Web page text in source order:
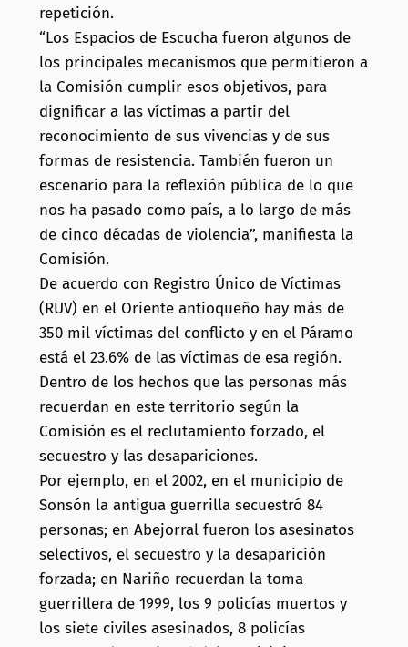
repetición.
“Los Espacios de Escucha fueron algunos de
los principales mecanismos que permitieron a
la Comisión cumplir esos objetivos, para
dignificar a las víctimas a partir del
reconocimiento de sus vivencias y de sus
formas de resistencia. También fueron un
escenario para la reflexión pública de lo que
nos ha pasado como país, a lo largo de más
de cinco décadas de violencia”, manifiesta la
Comisión.
De acuerdo con Registro Único de Víctimas
(RUV) en el Oriente antioqueño hay más de
350 mil víctimas del conflicto y en el Páramo
está el 23.6% de las víctimas de esa región.
Dentro de los hechos que las personas más
recuerdan en este territorio según la
Comisión es el reclutamiento forzado, el
secuestro y las desapariciones.
Por ejemplo, en el 2002, en el municipio de
Sonsón la antigua guerrilla secuestró 84
personas; en Abejorral fueron los asesinatos
selectivos, el secuestro y la desaparición
forzada; en Nariño recuerdan la toma
guerrillera de 1999, los 9 policías muertos y
los siete civiles asesinados, 8 policías